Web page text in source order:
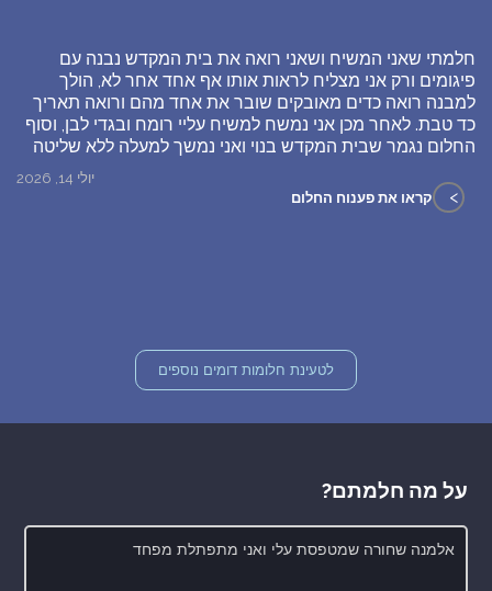
חלמתי שאני המשיח ושאני רואה את בית המקדש נבנה עם
פיגומים ורק אני מצליח לראות אותו אף אחד אחר לא, הולך
למבנה רואה כדים מאובקים שובר את אחד מהם ורואה תאריך
כד טבת. לאחר מכן אני נמשח למשיח עליי רומח ובגדי לבן, וסוף
החלום נגמר שבית המקדש בנוי ואני נמשך למעלה ללא שליטה
יולי 14, 2026
> קראו את פענוח החלום
לטעינת חלומות דומים נוספים
על מה חלמתם?